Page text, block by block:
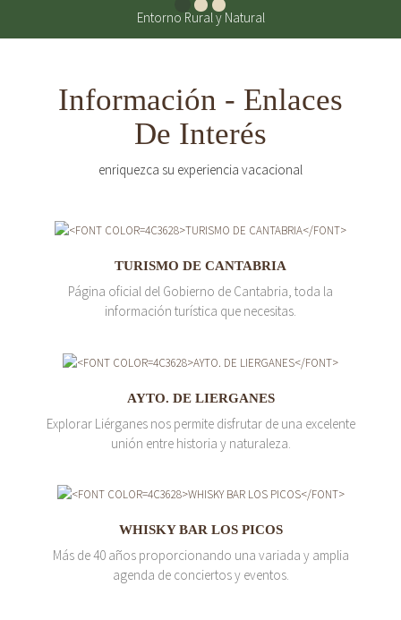
Entorno Rural y Natural
Información - Enlaces
De Interés
enriquezca su experiencia vacacional
TURISMO DE CANTABRIA
Página oficial del Gobierno de Cantabria, toda la
información turística que necesitas.
AYTO. DE LIERGANES
Explorar Liérganes nos permite disfrutar de una excelente
unión entre historia y naturaleza.
WHISKY BAR LOS PICOS
Más de 40 años proporcionando una variada y amplia
agenda de conciertos y eventos.